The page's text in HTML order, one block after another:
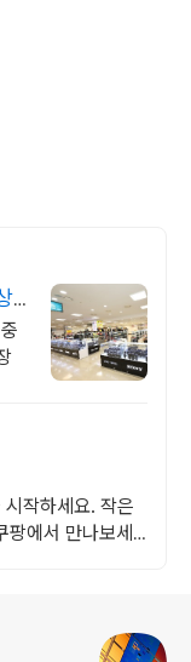
작하세요. 작은
에서 만나보세